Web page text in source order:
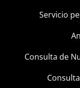
Servicio
Consulta de